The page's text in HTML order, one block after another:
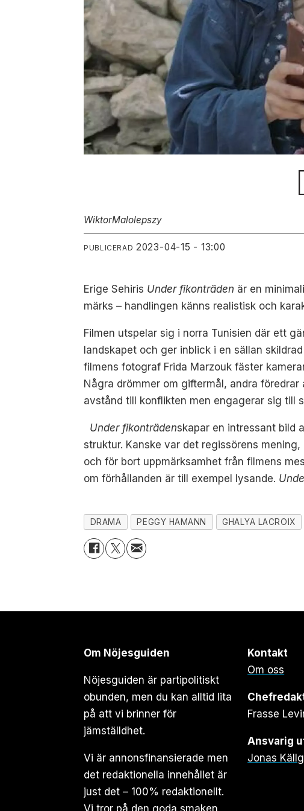
WiktorMalolepszy
PUBLICERAD 2023-04-15 - 13:00
Erige Sehiris Under fikonträden är en
märks – handlingen känns realistisk och
Filmen utspelar sig i norra Tunisien där ett
landskapet och ger inblick i en sällan
filmens fotograf Frida Marzouk fäster
Några drömmer om giftermål, andra
avstånd till konflikten men engagerar sig till
Under fikonträdenskapar en intressant bild
struktur. Kanske var det regissörens
och för bort uppmärksamhet från filmens
om förhållanden är till exempel lysande.
DRAMA PEGGY HAMANN GHALYA LACROIX
Om Nöjesguiden
Nöjesguiden är partipolitiskt
obunden, men du kan alltid lita
på att vi brinner för
jämställdhet.
Vi är annonsfinansierade men
det redaktionella innehållet är
just det – 100% redaktionellt.
Kontakt
Om oss
Frasse
Ansvarig
Jonas